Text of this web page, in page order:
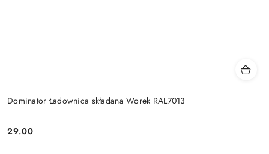
Dominator Ładownica składana Worek RAL7013
Cena:
29.00